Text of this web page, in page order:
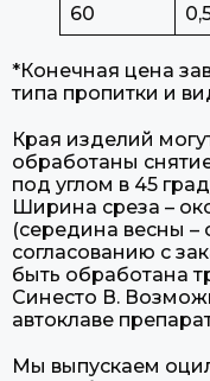
60
*Конечная цена
типа пропитки и
Края изделий
обработаны
под углом в 45
Ширина среза –
(середина весны –
согласованию с
быть обработана
Синесто В.
автоклаве
Мы выпускаем